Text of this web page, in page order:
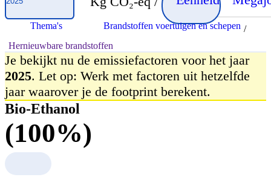
Thema's Brandstoffen voertuigen en schepen /
Hernieuwbare brandstoffen
Je bekijkt nu de emissiefactoren voor het jaar
2025. Let op: Werk met factoren uit hetzelfde
jaar waarover je de footprint berekent.
Bio-Ethanol
(100%)